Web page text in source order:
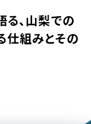
、山梨での
仕組みとその